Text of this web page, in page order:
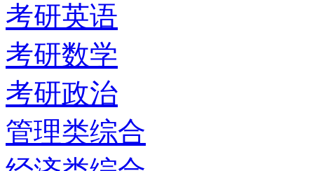
考研英语
考研数学
考研政治
管理类综合